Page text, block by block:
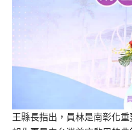
王縣長指出，員林是南彰化